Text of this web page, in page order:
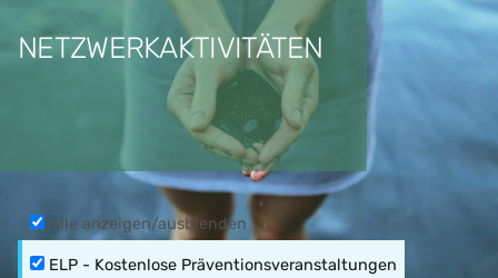
NETZWERKAKTIVITÄTEN
Alle anzeigen/ausblenden
ELP - Kostenlose Präventionsveranstaltungen